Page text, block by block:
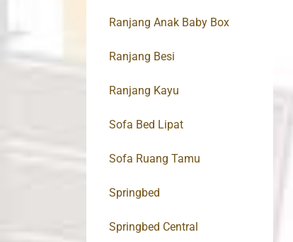
Ranjang Anak Baby Box
Ranjang Besi
Ranjang Kayu
Sofa Bed Lipat
Sofa Ruang Tamu
Springbed
Springbed Central